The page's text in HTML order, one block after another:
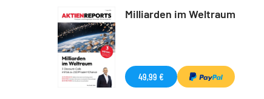
Milliarden im Weltraum
49,99 €